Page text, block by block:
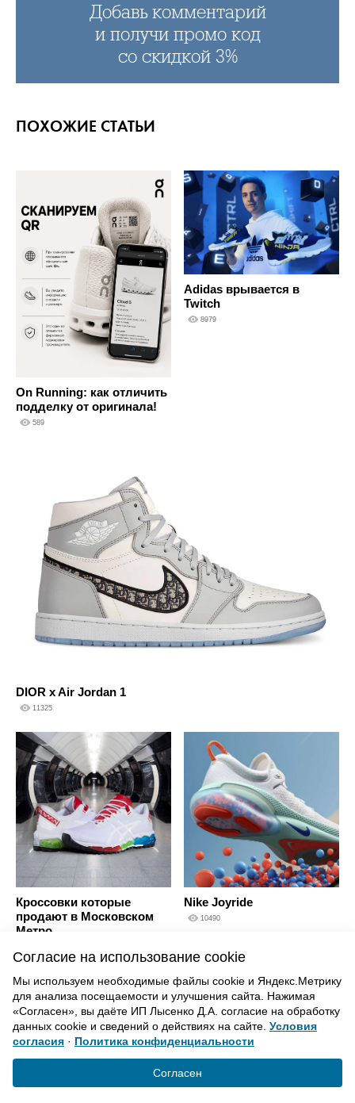
Добавь комментарий
и получи промо код
со скидкой 3%
ПОХОЖИЕ СТАТЬИ
On Running: как отличить
подделку от оригинала!
589
Adidas врывается в
Twitch
8979
DIOR x Air Jordan 1
11325
Кроссовки которые
продают в Московском
Метро
Nike Joyride
10490
Согласие на использование cookie
Мы используем необходимые файлы cookie и Яндекс.Метрику
для анализа посещаемости и улучшения сайта. Нажимая
«Согласен», вы даёте ИП Лысенко Д.А. согласие на обработку
данных cookie и сведений о действиях на сайте. Условия
согласия · Политика конфиденциальности
Согласен